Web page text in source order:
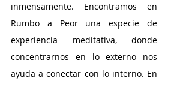
inmensamente. Encontramos en
Rumbo a Peor una especie de
experiencia meditativa, donde
concentrarnos en lo externo nos
ayuda a conectar con lo interno. En